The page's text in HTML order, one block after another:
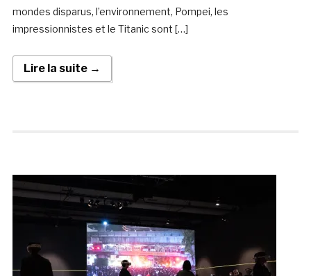
mondes disparus, l’environnement, Pompei, les
impressionnistes et le Titanic sont […]
Lire la suite →